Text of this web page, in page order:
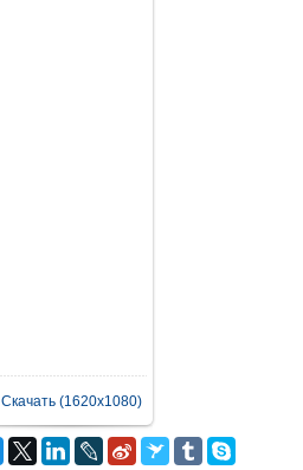
Скачать (1620x1080)